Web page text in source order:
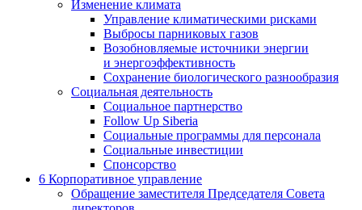
Изменение климата
Управление климатическими рисками
Выбросы парниковых газов
Возобновляемые источники энергии
и энергоэффективность
Сохранение биологического разнообразия
Социальная деятельность
Социальное партнерство
Follow Up Siberia
Социальные программы для персонала
Социальные инвестиции
Спонсорство
6 Корпоративное управление
Обращение заместителя Председателя Совета